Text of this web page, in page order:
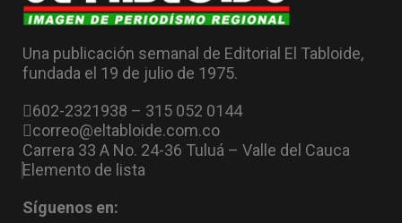
Una publicación semanal de Editorial El Tabloide,
fundada el 19 de julio de 1975.
602-2321938 – 315 052 0144
correo@eltabloide.com.co
Carrera 33 A No. 24-36 Tuluá – Valle del Cauca
Elemento de lista
Síguenos en: